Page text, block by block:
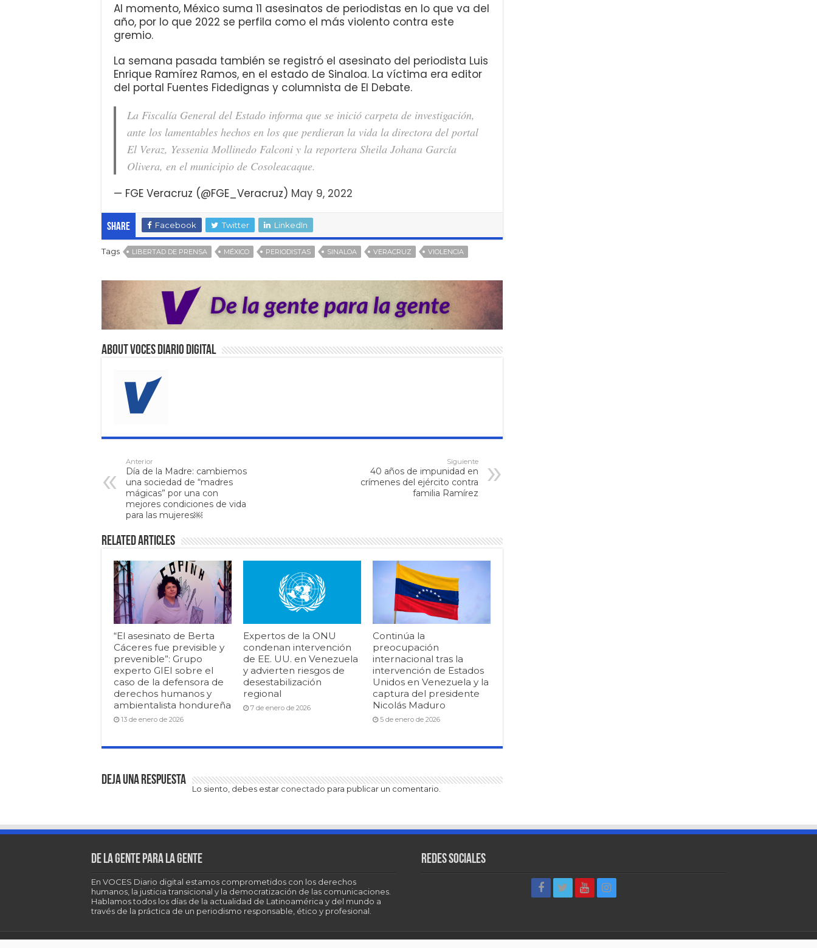
Al momento, México suma 11 asesinatos de periodistas en lo que va del
año, por lo que 2022 se perfila como el más violento contra este
gremio.
La semana pasada también se registró el asesinato del periodista Luis
Enrique Ramírez Ramos, en el estado de Sinaloa. La víctima era editor
del portal Fuentes Fidedignas y columnista de El Debate.
La Fiscalía General del Estado informa que se inició carpeta de investigación,
ante los lamentables hechos en los que perdieran la vida la directora del portal
El Veraz, Yessenia Mollinedo Falconi y la reportera Sheila Johana García
Olivera, en el municipio de Cosoleacaque.
— FGE Veracruz (@FGE_Veracruz) May 9, 2022
Share Facebook Twitter LinkedIn
Tags LIBERTAD DE PRENSA MÉXICO PERIODISTAS SINALOA VERACRUZ VIOLENCIA
About VOCES Diario digital
Anterior
Día de la Madre: cambiemos
una sociedad de “madres
mágicas” por una con
mejores condiciones de vida
para las mujeres￼
Siguiente
40 años de impunidad en
crímenes del ejército contra
familia Ramírez
Related Articles
“El asesinato de Berta
Cáceres fue previsible y
prevenible”: Grupo
experto GIEI sobre el
caso de la defensora de
derechos humanos y
ambientalista hondureña
13 de enero de 2026
Expertos de la ONU
condenan intervención
de EE. UU. en Venezuela
y advierten riesgos de
desestabilización
regional
7 de enero de 2026
Continúa la
preocupación
internacional tras la
intervención de Estados
Unidos en Venezuela y la
captura del presidente
Nicolás Maduro
5 de enero de 2026
Deja una respuesta
Lo siento, debes estar conectado para publicar un comentario.
De la gente para la gente
En VOCES Diario digital estamos comprometidos con los derechos
humanos, la justicia transicional y la democratización de las comunicaciones.
Hablamos todos los días de la actualidad de Latinoamérica y del mundo a
través de la práctica de un periodismo responsable, ético y profesional.
Redes sociales